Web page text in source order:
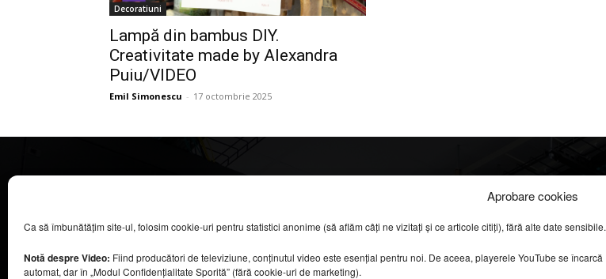
Aprobare cookies
Ca să îmbunătățim site-ul, folosim cookie-uri pentru statistici anonime (să aflăm câți ne vizitați și ce articole citiți), fără alte date sensibile.
Notă despre Video: Fiind producători de televiziune, conținutul video este esențial pentru noi. De aceea, playerele YouTube se încarcă
automat, dar în „Modul Confidențialitate Sporită” (fără cookie-uri de marketing).
Decoratiuni
Lampă din bambus DIY.
Creativitate made by Alexandra
Puiu/VIDEO
Emil Simonescu - 17 octombrie 2025
COOL MEDIA BROADCASTING & EVENTS SRL.
Toate drepturile rezervate.
Contacte în secțiunea „Despre noi”.
Info
DESPRE NOI
CONFIDENȚIALITATE & COOKIES